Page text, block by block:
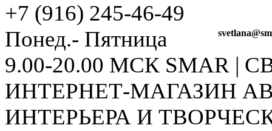
svetlana
+7 (916) 245-46-49
Понед.- Пятница
9.00-20.00 МСК SMAR |
ИНТЕРНЕТ-МАГАЗИН
ИНТЕРЬЕРА И